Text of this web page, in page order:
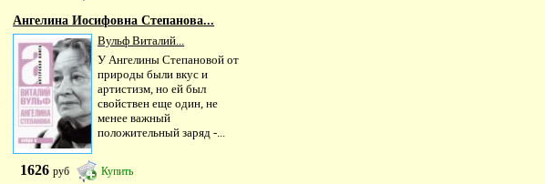
Ангелина Иосифовна Степанова...
Вульф Виталий...
У Ангелины Степановой от
природы были вкус и
артистизм, но ей был
свойствен еще один, не
менее важный
положительный заряд -...
1626руб Купить